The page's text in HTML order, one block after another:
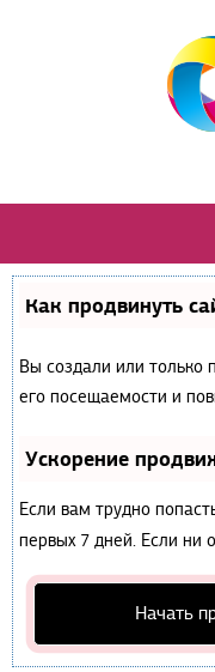
Как продвинуть
Вы создали или только
его посещаемости и
Ускорение
Если вам трудно
первых 7 дней. Если ни
Начать